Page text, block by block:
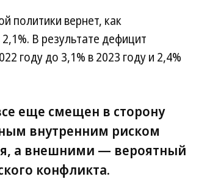
политики вернет, как
В результате дефицит
году до 3,1% в 2023 году и 2,4%
еще смещен в сторону
внутренним риском
а внешними — вероятный
конфликта.